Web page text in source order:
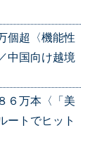
個超〈機能性
中国向け越境
６万本〈「美
ートでヒット